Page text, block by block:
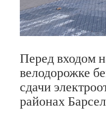
Перед входом
велодорожке
сдачи
районах